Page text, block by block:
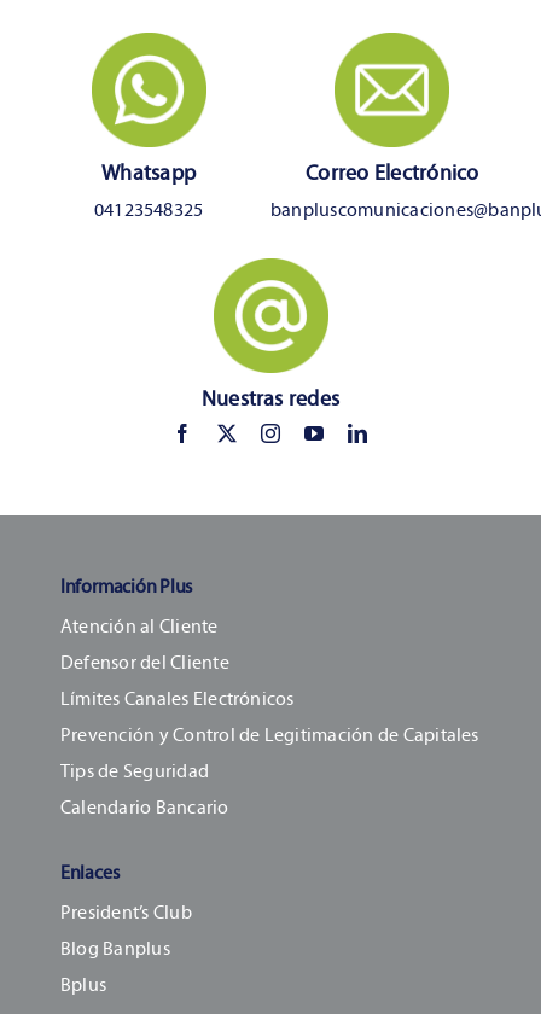
Whatsapp
04123548325
Correo Electrónico
Nuestras redes
Información Plus
Atención al Cliente
Defensor del Cliente
Límites Canales Electrónicos
Prevención y Control de Legitimación de Capitales
Tips de Seguridad
Calendario Bancario
Enlaces
President’s Club
Blog Banplus
Bplus